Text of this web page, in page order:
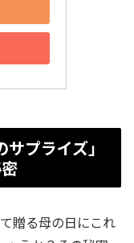
プライズ」
贈る母の日にこれ